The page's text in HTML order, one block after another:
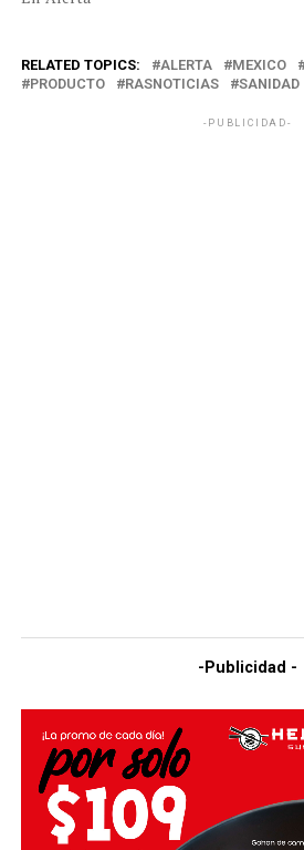
RELATED TOPICS: ALERTA MEXICO
PRODUCTO
RASNOTICIAS SANIDAD
-PUBLICIDAD-
-Publicidad -